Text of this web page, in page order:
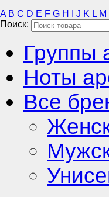
A B C D E F G H J K L M
Поиск:
Группы
Ноты
Все